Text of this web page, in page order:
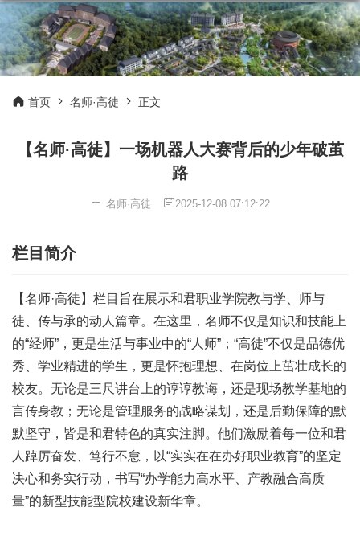
首页 名师·高徒 正文
【名师·高徒】一场机器人大赛背后的少年破茧
路
名师·高徒 2025-12-08 07:12:22
栏目简介
【名师·高徒】栏目旨在展示和君职业学院教与学、师与
徒、传与承的动人篇章。在这里，名师不仅是知识和技能上
的“经师”，更是生活与事业中的“人师”；“高徒”不仅是品德优
秀、学业精进的学生，更是怀抱理想、在岗位上茁壮成长的
校友。无论是三尺讲台上的谆谆教诲，还是现场教学基地的
言传身教；无论是管理服务的战略谋划，还是后勤保障的默
默坚守，皆是和君特色的真实注脚。他们激励着每一位和君
人踔厉奋发、笃行不怠，以“实实在在办好职业教育”的坚定
决心和务实行动，书写“办学能力高水平、产教融合高质
量”的新型技能型院校建设新华章。